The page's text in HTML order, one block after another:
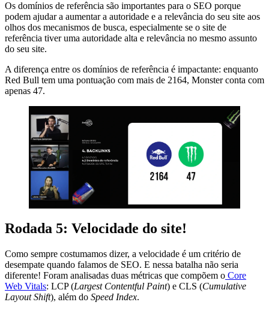
Os domínios de referência são importantes para o SEO porque
podem ajudar a aumentar a autoridade e a relevância do seu site aos
olhos dos mecanismos de busca, especialmente se o site de
referência tiver uma autoridade alta e relevância no mesmo assunto
do seu site.
A diferença entre os domínios de referência é impactante: enquanto
Red Bull tem uma pontuação com mais de 2164, Monster conta com
apenas 47.
Rodada 5: Velocidade do site!
Como sempre costumamos dizer, a velocidade é um critério de
desempate quando falamos de SEO. E nessa batalha não seria
diferente! Foram analisadas duas métricas que compõem o Core
Web Vitals: LCP (Largest Contentful Paint) e CLS (Cumulative
Layout Shift), além do Speed Index.